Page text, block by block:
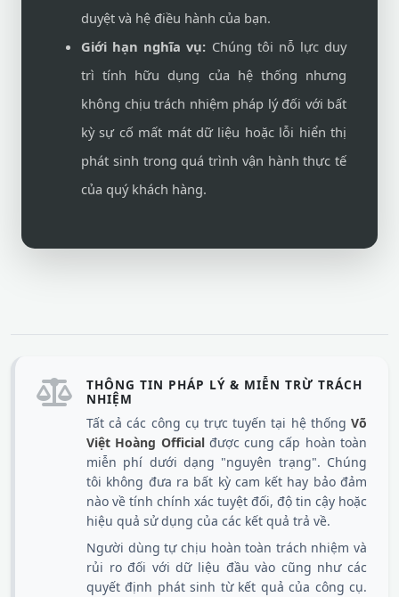
duyệt và hệ điều hành của bạn.
Giới hạn nghĩa vụ: Chúng tôi nỗ lực duy
trì tính hữu dụng của hệ thống nhưng
không chịu trách nhiệm pháp lý đối với bất
kỳ sự cố mất mát dữ liệu hoặc lỗi hiển thị
phát sinh trong quá trình vận hành thực tế
của quý khách hàng.
THÔNG TIN PHÁP LÝ & MIỄN TRỪ TRÁCH
NHIỆM
Tất cả các công cụ trực tuyến tại hệ thống Võ
Việt Hoàng Officialđược cung cấp hoàn toàn
miễn phí dưới dạng "nguyên trạng". Chúng
tôi không đưa ra bất kỳ cam kết hay bảo đảm
nào về tính chính xác tuyệt đối, độ tin cậy hoặc
hiệu quả sử dụng của các kết quả trả về.
Người dùng tự chịu hoàn toàn trách nhiệm và
rủi ro đối với dữ liệu đầu vào cũng như các
quyết định phát sinh từ kết quả của công cụ.